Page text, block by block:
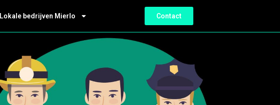
Lokale bedrijven Mierlo Contact